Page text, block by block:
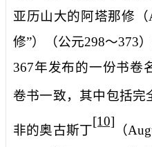
亚历山大的阿塔那修（
修”） （公元298～373
367年发布的一份书卷
卷书一致，其中包括完
非的奥古斯丁
[10]
（